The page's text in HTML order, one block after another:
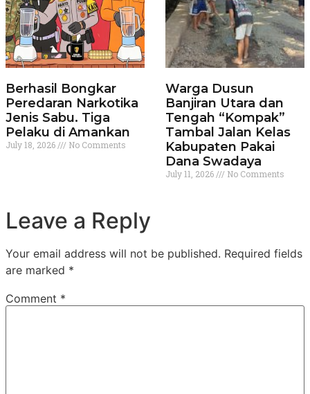
Berhasil Bongkar
Peredaran Narkotika
Jenis Sabu. Tiga
Pelaku di Amankan
July 18, 2026 No Comments
Warga Dusun
Banjiran Utara dan
Tengah “Kompak”
Tambal Jalan Kelas
Kabupaten Pakai
Dana Swadaya
July 11, 2026 No Comments
Leave a Reply
Your email address will not be published. Required fields
are marked *
Comment *